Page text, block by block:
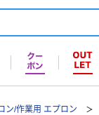
ン/作業用 エプロン